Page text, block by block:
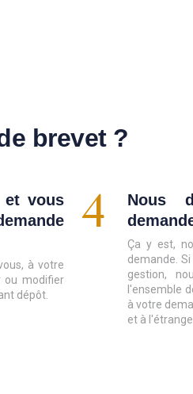
brevet ?
et vous
à votre
ou modifier
dépôt.
4
Nous
Ça y est,
demande.
gestion,
l'ensemble
à votre
et à